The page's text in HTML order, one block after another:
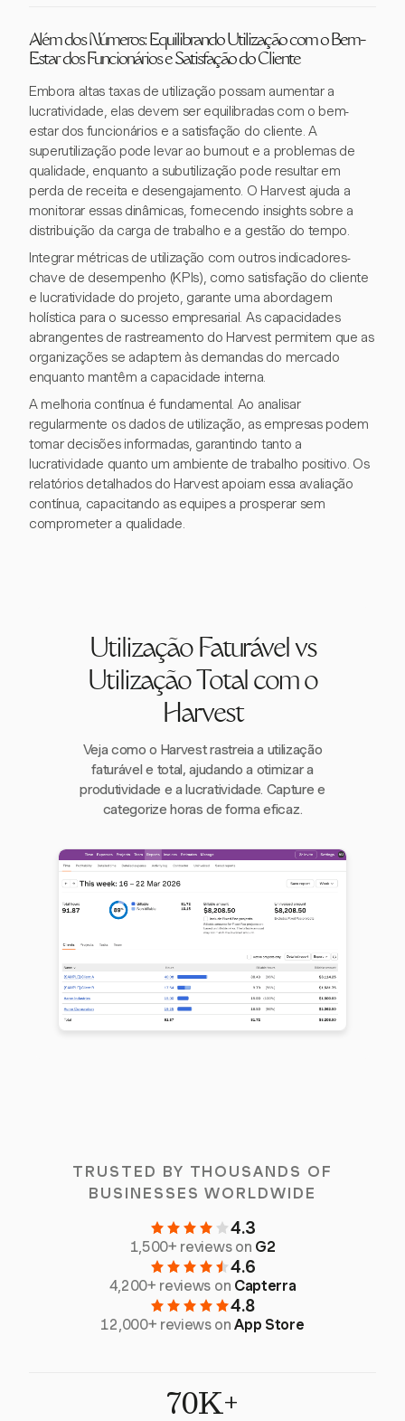
Além dos Números: Equilibrando Utilização com o Bem-
Estar dos Funcionários e Satisfação do Cliente
Embora altas taxas de utilização possam aumentar a
lucratividade, elas devem ser equilibradas com o bem-
estar dos funcionários e a satisfação do cliente. A
superutilização pode levar ao burnout e a problemas de
qualidade, enquanto a subutilização pode resultar em
perda de receita e desengajamento. O Harvest ajuda a
monitorar essas dinâmicas, fornecendo insights sobre a
distribuição da carga de trabalho e a gestão do tempo.
Integrar métricas de utilização com outros indicadores-
chave de desempenho (KPIs), como satisfação do cliente
e lucratividade do projeto, garante uma abordagem
holística para o sucesso empresarial. As capacidades
abrangentes de rastreamento do Harvest permitem que as
organizações se adaptem às demandas do mercado
enquanto mantêm a capacidade interna.
A melhoria contínua é fundamental. Ao analisar
regularmente os dados de utilização, as empresas podem
tomar decisões informadas, garantindo tanto a
lucratividade quanto um ambiente de trabalho positivo. Os
relatórios detalhados do Harvest apoiam essa avaliação
contínua, capacitando as equipes a prosperar sem
comprometer a qualidade.
Utilização Faturável vs
Utilização Total com o
Harvest
Veja como o Harvest rastreia a utilização
faturável e total, ajudando a otimizar a
produtividade e a lucratividade. Capture e
categorize horas de forma eficaz.
TRUSTED BY THOUSANDS OF
BUSINESSES WORLDWIDE
4.3
1,500+ reviews on G2
4.6
4,200+ reviews on Capterra
4.8
12,000+ reviews onApp Store
70K+